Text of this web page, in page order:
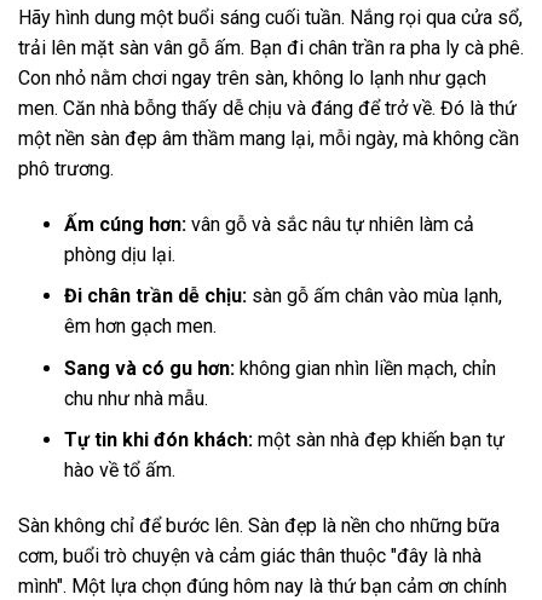
Hãy hình dung một buổi sáng cuối tuần. Nắng rọi qua cửa sổ,
trải lên mặt sàn vân gỗ ấm. Bạn đi chân trần ra pha ly cà phê.
Con nhỏ nằm chơi ngay trên sàn, không lo lạnh như gạch
men. Căn nhà bỗng thấy dễ chịu và đáng để trở về. Đó là thứ
một nền sàn đẹp âm thầm mang lại, mỗi ngày, mà không cần
phô trương.
Ấm cúng hơn: vân gỗ và sắc nâu tự nhiên làm cả
phòng dịu lại.
Đi chân trần dễ chịu: sàn gỗ ấm chân vào mùa lạnh,
êm hơn gạch men.
Sang và có gu hơn: không gian nhìn liền mạch, chỉn
chu như nhà mẫu.
Tự tin khi đón khách: một sàn nhà đẹp khiến bạn tự
hào về tổ ấm.
Sàn không chỉ để bước lên. Sàn đẹp là nền cho những bữa
cơm, buổi trò chuyện và cảm giác thân thuộc "đây là nhà
mình". Một lựa chọn đúng hôm nay là thứ bạn cảm ơn chính